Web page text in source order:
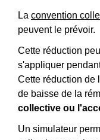
La convention
peuvent le prévoir.
Cette réduction
s'appliquer
Cette réduction de
de baisse de la
collective ou
Un simulateur